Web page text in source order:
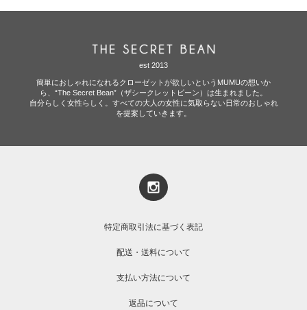
est 2013
簡単におしゃれになれるクローゼットが欲しいというMUMUの想いか
ら、“The Secret Bean”（ザシークレットビーン）は生まれました。
自分らしく女性らしく。すべての大人の女性に気取らない日常のおしゃれ
を提案していきます。
特定商取引法に基づく表記
配送・送料について
支払い方法について
返品について